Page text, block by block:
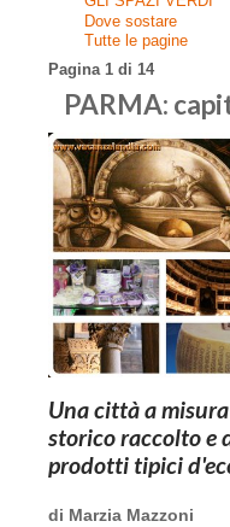
Dove sostare
Tutte le pagine
Pagina 1 di 14
PARMA:
Una città a
storico raccolto e
prodotti tipici
di Marzia Mazzoni